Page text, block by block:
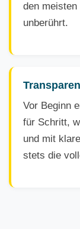
den meisten
unberührt.
Vor Beginn
für Schritt,
und mit
stets die